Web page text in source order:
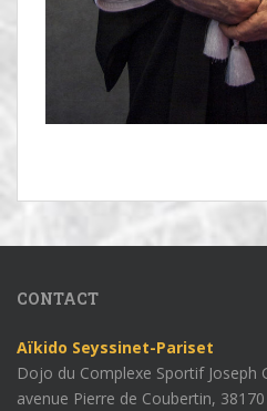
CONTACT
Aïkido Seyssinet-Pariset
Dojo du Complexe Sportif Joseph
avenue Pierre de Coubertin,